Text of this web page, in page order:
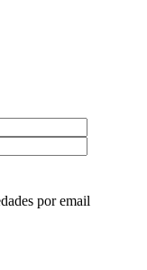
por email